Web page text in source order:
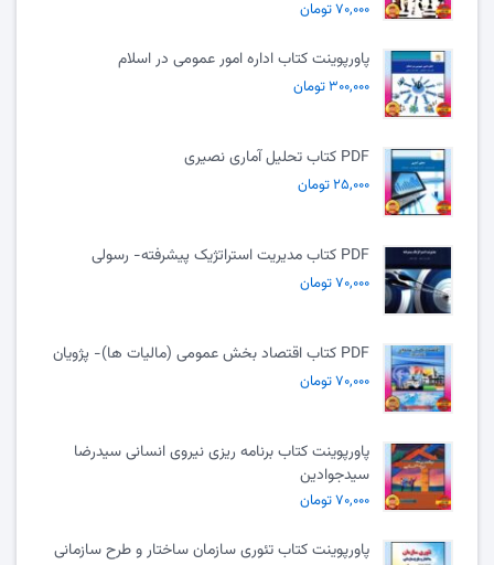
۷۰,۰۰۰ تومان
پاورپوینت کتاب اداره امور عمومی در اسلام
۳۰۰,۰۰۰ تومان
PDF کتاب تحلیل آماری نصیری
۲۵,۰۰۰ تومان
PDF کتاب مدیریت استراتژیک پیشرفته- رسولی
۷۰,۰۰۰ تومان
PDF کتاب اقتصاد بخش عمومی (مالیات ها)- پژویان
۷۰,۰۰۰ تومان
پاورپوینت کتاب برنامه ریزی نیروی انسانی سیدرضا
سیدجوادین
۷۰,۰۰۰ تومان
پاورپوینت کتاب تئوری سازمان ساختار و طرح سازمانی